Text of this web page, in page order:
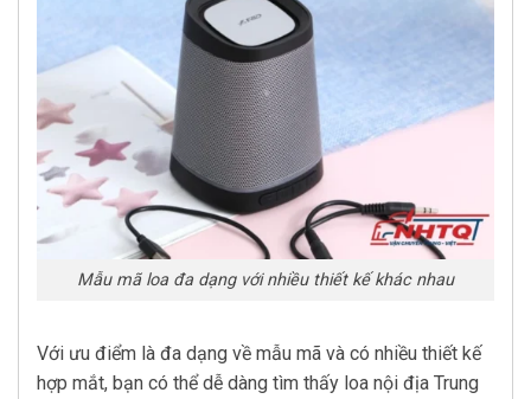
Mẫu mã loa đa dạng với nhiều thiết kế khác nhau
Với ưu điểm là đa dạng về mẫu mã và có nhiều thiết kế
hợp mắt, bạn có thể dễ dàng tìm thấy loa nội địa Trung